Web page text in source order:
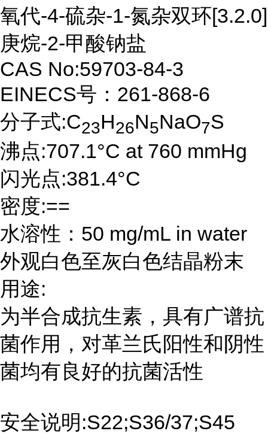
氧代-4-硫杂-1-氮杂双环[3.2.0]
庚烷-2-甲酸钠盐
CAS No:59703-84-3
EINECS号：261-868-6
分子式:C23H26N5NaO7S
沸点:707.1°C at 760 mmHg
闪光点:381.4°C
密度:==
水溶性：50 mg/mL in water
外观白色至灰白色结晶粉末
用途:
为半合成抗生素，具有广谱抗
菌作用，对革兰氏阳性和阴性
菌均有良好的抗菌活性
安全说明:S22;S36/37;S45